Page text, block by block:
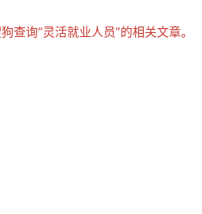
查询“灵活就业人员”的相关文章。